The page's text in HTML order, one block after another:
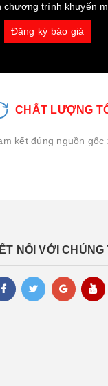
chương trình khuyến
Đăng ký báo giá
CHẤT LƯỢNG
kết đúng nguồn gốc
NỐI VỚI CHÚNG